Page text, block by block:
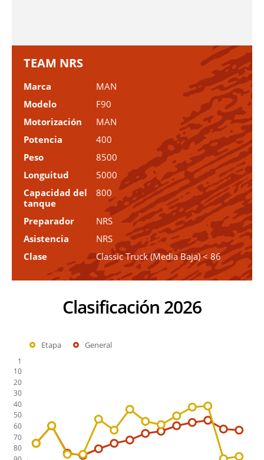
TEAM NRS
Marca
MAN
Modelo
F90
Motorización
MAN
Potencia
400
Peso
8500
Longuitud
5000
Capacidad del
tanque
800
Preparador
NRS
Asistencia
NRS
Clase
Classic Truck (Media Baja) < 86
Clasificación 2026
Etapa General